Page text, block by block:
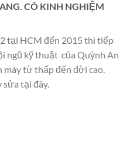
CÓ KINH NGHIỆM
tại HCM đến 2015 thì tiếp
ngũ kỹ thuật của Quỳnh An
máy từ thấp đến đời cao.
sửa tại đây.